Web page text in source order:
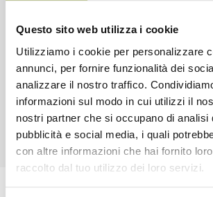
Questo sito web utilizza i cookie
Utilizziamo i cookie per personalizzare
annunci, per fornire funzionalità dei
analizzare il nostro traffico.
informazioni sul modo in cui utilizzi il
nostri partner che si occupano di analisi
pubblicità e social media, i quali
con altre informazioni che hai fornito
raccolto dal tuo utilizzo dei loro servizi.